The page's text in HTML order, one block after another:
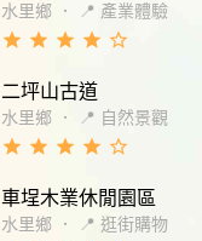
水里鄉 ． 📍 產業體驗
grade grade grade grade star_border
二坪山古道
水里鄉 ． 📍 自然景觀
grade grade grade grade star_border
車埕木業休閒園區
水里鄉 ． 📍 逛街購物